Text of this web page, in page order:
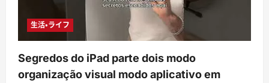
生活・ライフ
Segredos do iPad parte dois modo
organização visual modo aplicativo em